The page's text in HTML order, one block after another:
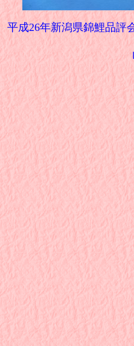
平成26年新潟県錦鯉品